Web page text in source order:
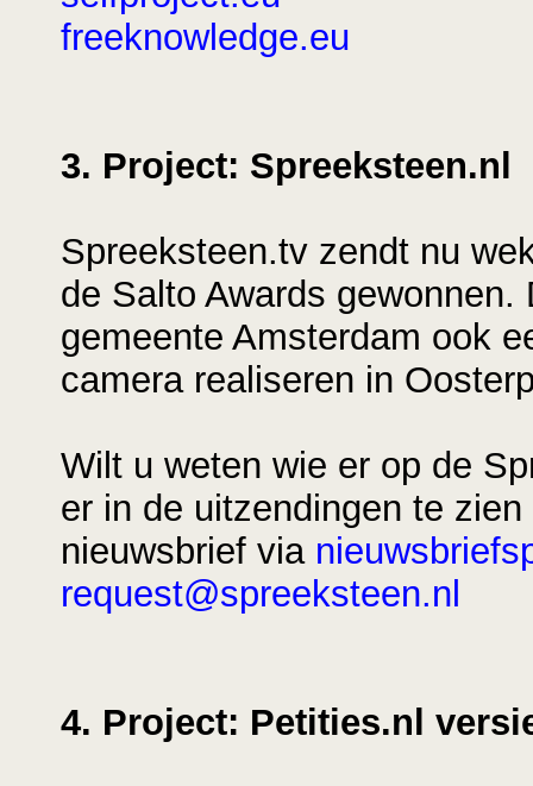
freeknowledge.eu
3. Project: Spreeksteen.nl
Spreeksteen.tv zendt nu
de Salto Awards
gemeente Amsterdam ook
camera realiseren in
Wilt u weten wie er op de
er in de uitzendingen te
nieuwsbrief via
request@spreeksteen.nl
4. Project: Petities.nl